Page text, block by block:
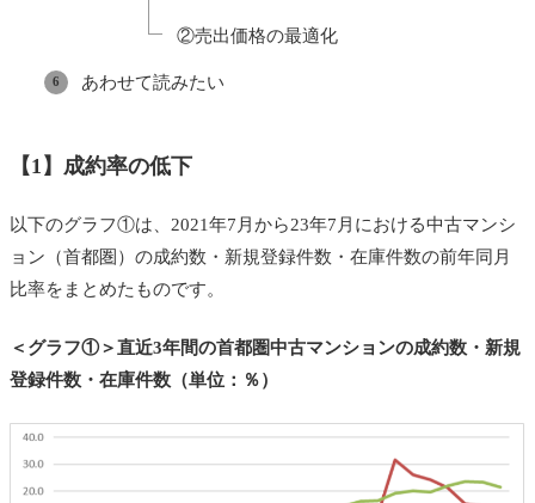
②売出価格の最適化
あわせて読みたい
【1】成約率の低下
以下のグラフ①は、2021年7月から23年7月における中古マンシ
ョン（首都圏）の成約数・新規登録件数・在庫件数の前年同月
比率をまとめたものです。
＜グラフ①＞直近3年間の首都圏中古マンションの成約数・新規
登録件数・在庫件数（単位：％）